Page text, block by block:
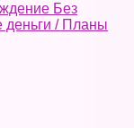
Без
деньги / Планы